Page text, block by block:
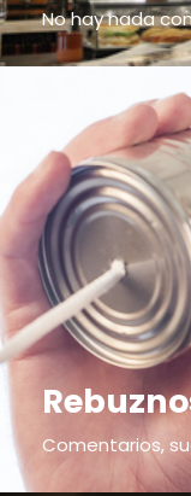
No hay nada
Comentarios,